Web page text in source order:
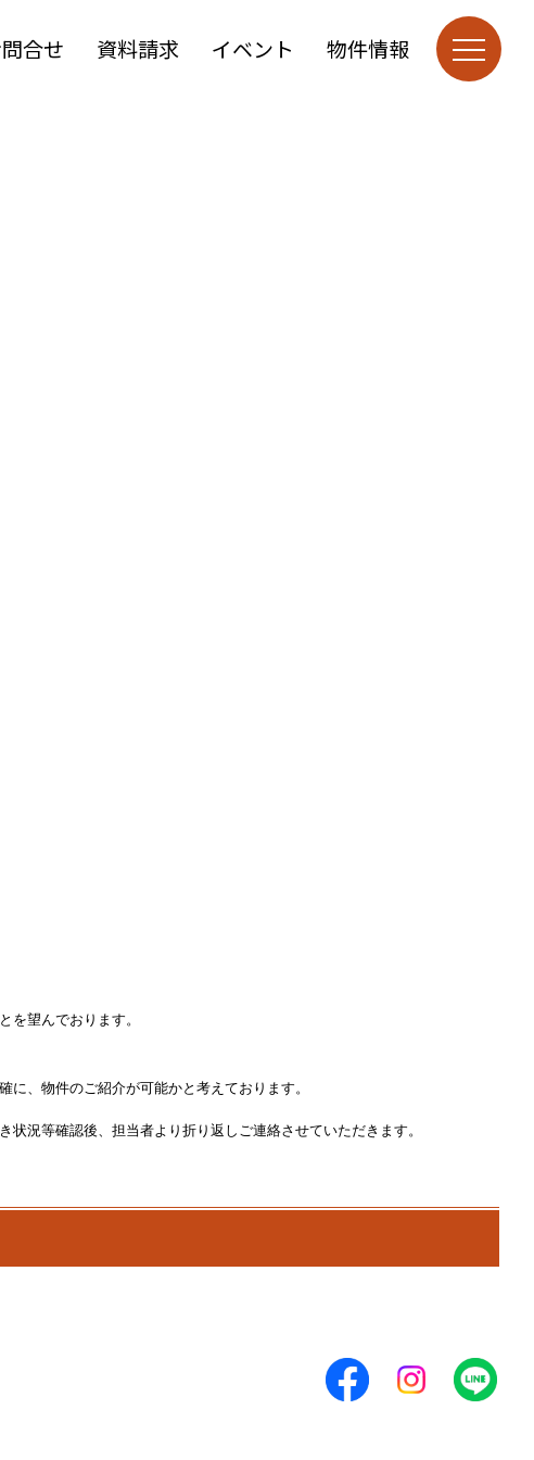
合せ 資料請求 イベント 物件情報
を望んでおります。
、物件のご紹介が可能かと考えております。
況等確認後、担当者より折り返しご連絡させていただきます。